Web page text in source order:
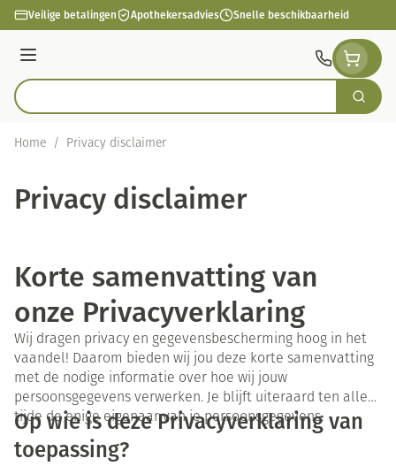
Ga naar de inhoud
Veilige betalingen Apothekersadvies Snelle beschikbaarheid
Menu
Product, merk, categorie... Zoek
Home / Privacy disclaimer
Privacy disclaimer
Korte samenvatting van
onze Privacyverklaring
Wij dragen privacy en gegevensbescherming hoog in het
vaandel! Daarom bieden wij jou deze korte samenvatting
met de nodige informatie over hoe wij jouw
persoonsgegevens verwerken. Je blijft uiteraard ten allen
tijde de enige eigenaar van je persoonsgegevens.
Op wie is deze Privacyverklaring van
toepassing?